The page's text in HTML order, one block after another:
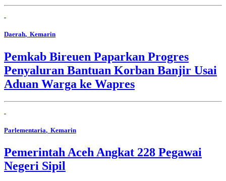
Daerah, Kemarin
Pemkab Bireuen Paparkan Progres
Penyaluran Bantuan Korban Banjir Usai
Aduan Warga ke Wapres
Parlementaria, Kemarin
Pemerintah Aceh Angkat 228 Pegawai
Negeri Sipil